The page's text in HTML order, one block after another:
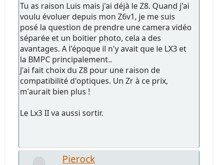
Tu as raison Luis mais j'ai déjà le Z8. Quand j'ai
voulu évoluer depuis mon Z6v1, je me suis
posé la question de prendre une camera vidéo
séparée et un boitier photo, cela a des
avantages. A l'époque il n'y avait que le LX3 et
la BMPC principalement..
J'ai fait choix du Z8 pour une raison de
compatibilité d'optiques. Un Zr à ce prix,
m'aurait bien plus !
Le Lx3 II va aussi sortir.
Pierock